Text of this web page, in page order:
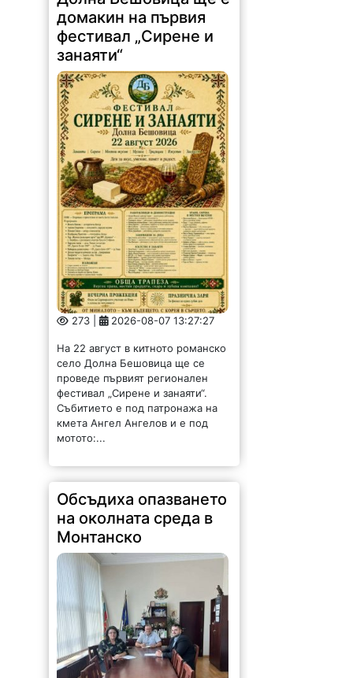
фестивал „Сирене и
занаяти“
273 | 2026-08-07 13:27:27
село Долна Бешовица ще се
проведе първият регионален
фестивал „Сирене и занаяти“.
Събитието е под патронажа на
кмета Ангел Ангелов и е под
мотото:...
Обсъдиха опазването
на околната среда в
Монтанско